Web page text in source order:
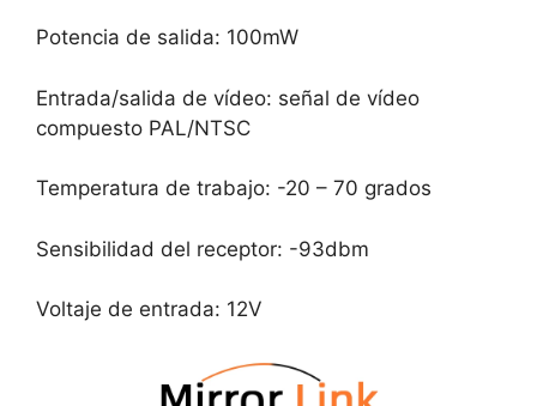
Potencia de salida: 100mW
Entrada/salida de vídeo: señal de vídeo
compuesto PAL/NTSC
Temperatura de trabajo: -20 – 70 grados
Sensibilidad del receptor: -93dbm
Voltaje de entrada: 12V